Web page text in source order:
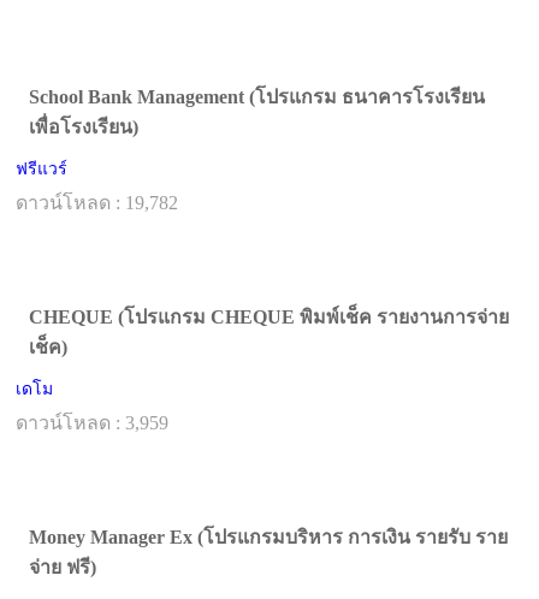
School Bank Management (โปรแกรม ธนาคารโรงเรียน
เพื่อโรงเรียน)
ฟรีแวร์
ดาวน์โหลด : 19,782
CHEQUE (โปรแกรม CHEQUE พิมพ์เช็ค รายงานการจ่าย
เช็ค)
เดโม
ดาวน์โหลด : 3,959
Money Manager Ex (โปรแกรมบริหาร การเงิน รายรับ ราย
จ่าย ฟรี)